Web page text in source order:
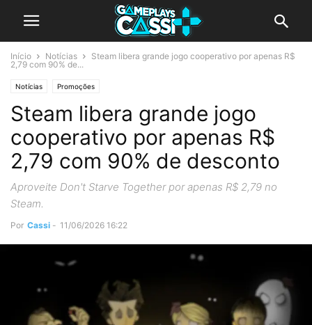
Início Notícias
Steam libera grande jogo cooperativo por apenas R$
2,79 com 90% de...
Notícias Promoções
Steam libera grande jogo
cooperativo por apenas R$
2,79 com 90% de desconto
Aproveite Don't Starve Together por apenas R$ 2,79 no
Steam.
Por Cassi - 11/06/2026 16:22